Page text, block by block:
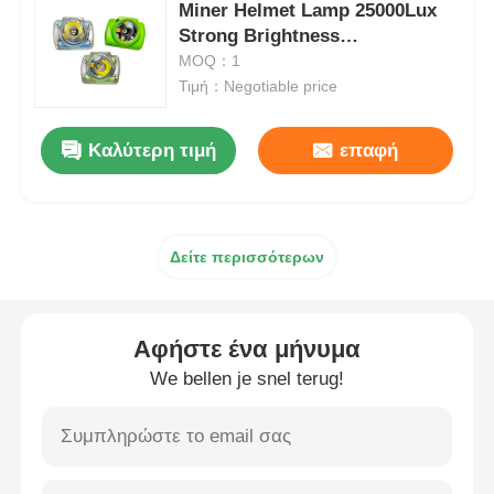
Επαναφορτιζόμενα λαμπτήρες καπάκις
υπόγεια λαμπτήρα καλώδιο χωρίς καπάκι
Φώτα κεφαλής ανθρακωρύχων
Αεροπορικά φώτα
Miner Helmet Lamp 25000Lux
Strong Brightness
Αναπληρωτέο φορητό
λαμπτήρα εξόρυξης
MOQ：1
Τιμή：Negotiable price
Καλύτερη τιμή επαφή
Δείτε περισσότερων
Αφήστε ένα μήνυμα
We bellen je snel terug!